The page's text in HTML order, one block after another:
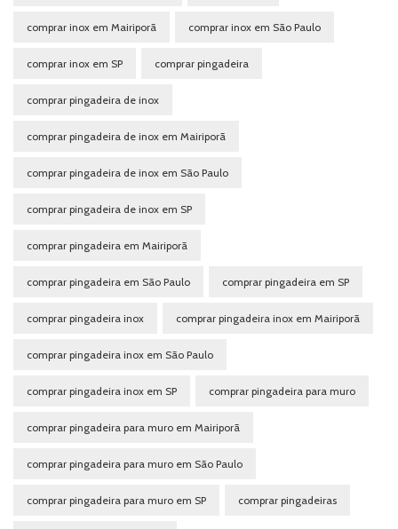
comprar inox em Mairiporã comprar inox em São Paulo
comprar inox em SP comprar pingadeira
comprar pingadeira de inox
comprar pingadeira de inox em Mairiporã
comprar pingadeira de inox em São Paulo
comprar pingadeira de inox em SP
comprar pingadeira em Mairiporã
comprar pingadeira em São Paulo comprar pingadeira em SP
comprar pingadeira inox comprar pingadeira inox em Mairiporã
comprar pingadeira inox em São Paulo
comprar pingadeira inox em SP comprar pingadeira para muro
comprar pingadeira para muro em Mairiporã
comprar pingadeira para muro em São Paulo
comprar pingadeira para muro em SP comprar pingadeiras